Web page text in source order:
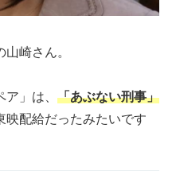
崎さん。
」は、 「あぶない刑事」
映配給だったみたいです